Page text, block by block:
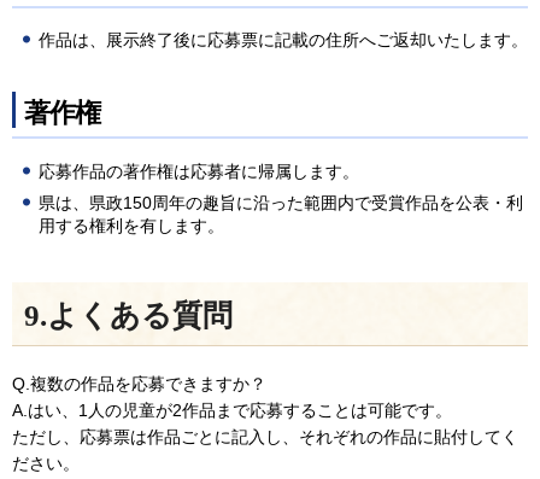
作品は、展示終了後に応募票に記載の住所へご返却いたします。
著作権
応募作品の著作権は応募者に帰属します。
県は、県政150周年の趣旨に沿った範囲内で受賞作品を公表・利
用する権利を有します。
9.よくある質問
Q.複数の作品を応募できますか？
A.はい、1人の児童が2作品まで応募することは可能です。
ただし、応募票は作品ごとに記入し、それぞれの作品に貼付してく
ださい。